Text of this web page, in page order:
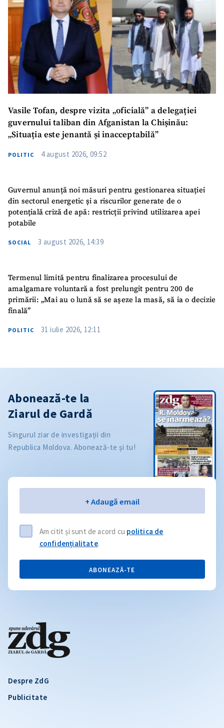
Vasile Tofan, despre vizita „oficială” a delegației
guvernului taliban din Afganistan la Chișinău:
„Situația este jenantă și inacceptabilă”
POLITIC 4 august 2026, 09:52
Guvernul anunță noi măsuri pentru gestionarea situației
din sectorul energetic și a riscurilor generate de o
potențială criză de apă: restricții privind utilizarea apei
potabile
SOCIAL 3 august 2026, 14:39
Termenul limită pentru finalizarea procesului de
amalgamare voluntară a fost prelungit pentru 200 de
primării: „Mai au o lună să se așeze la masă, să ia o decizie
finală”
POLITIC 31 iulie 2026, 12:11
Despre ZdG
Publicitate
Abonează-te la
Ziarul de Gardă
Singurul ziar de investigații din
Republica Moldova. Abonează-te și tu!
+ Adaugă email
Am citit și sunt de acord cu politica de
confidențialitate.
ABONEAZĂ-TE